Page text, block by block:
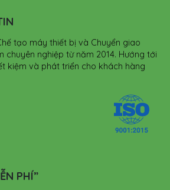
tạo máy thiết bị và Chuyển giao
chuyên nghiệp từ năm 2014. Hướng tới
kiệm và phát triển cho khách hàng
PHÍ”